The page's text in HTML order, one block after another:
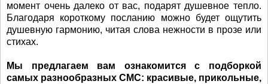
момент очень далеко от вас, подарят душевное тепло.
Благодаря короткому посланию можно будет ощутить
душевную гармонию, читая слова нежности в прозе или
стихах.
Мы предлагаем вам ознакомится с подборкой
самых разнообразных СМС: красивые, прикольные,